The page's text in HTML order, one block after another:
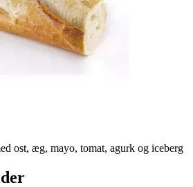
ost, æg, mayo, tomat, agurk og iceberg